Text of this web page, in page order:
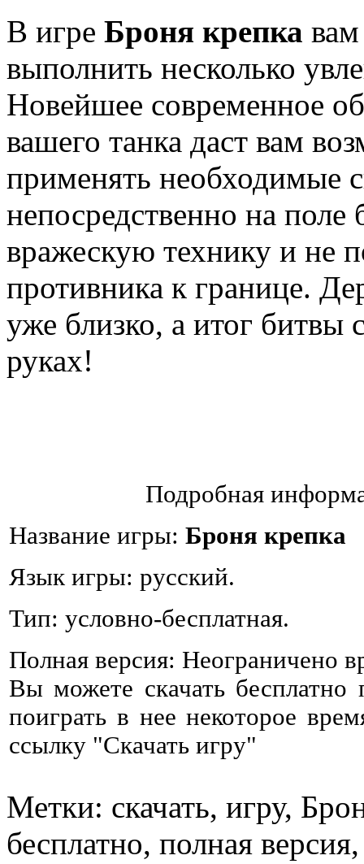
В игре Броня крепка
выполнить несколько
Новейшее современное
вашего танка даст вам
применять необходимые
непосредственно на
вражескую технику и не
противника к границе.
уже близко, а итог битвы
руках!
Подробная
Название игры: Броня крепка
Язык игры: русский.
Тип: условно-бесплатная.
Полная версия: Неограничено
Вы можете скачать
поиграть в нее некоторое
ссылку "Скачать игру"
Метки: скачать, игру,
бесплатно, полная